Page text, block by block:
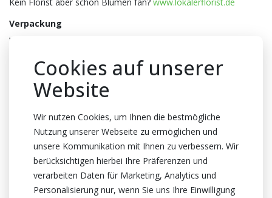
Verpackung
Wanne
Anzahl pro Wanne
Gewicht
410 Gramm
Abmessungen
18x18x7cm
Cookies auf unserer
Website
Wir nutzen Cookies, um Ihnen die bestmögliche
Nutzung unserer Webseite zu ermöglichen und
unsere Kommunikation mit Ihnen zu verbessern. Wir
berücksichtigen hierbei Ihre Präferenzen und
verarbeiten Daten für Marketing, Analytics und
Personalisierung nur, wenn Sie uns Ihre Einwilligung